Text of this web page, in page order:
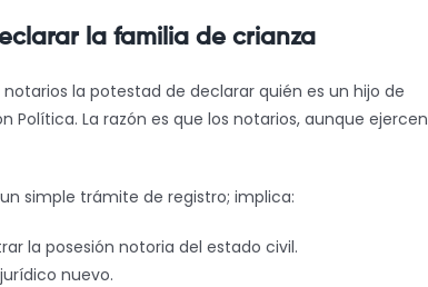
la familia de crianza
la potestad de declarar quién es un hijo de
Política. La razón es que los notarios, aunque ejercen
simple trámite de registro; implica:
la posesión notoria del estado civil.
nuevo.